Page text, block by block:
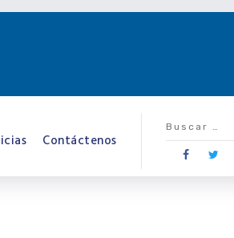
Contáctenos